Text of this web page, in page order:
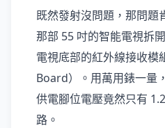
既然發射沒問題，那問題
那部 55 吋的智能電視拆
電視底部的紅外線接收模
Board）。用萬用錶一量
供電腳位電壓竟然只有
路。